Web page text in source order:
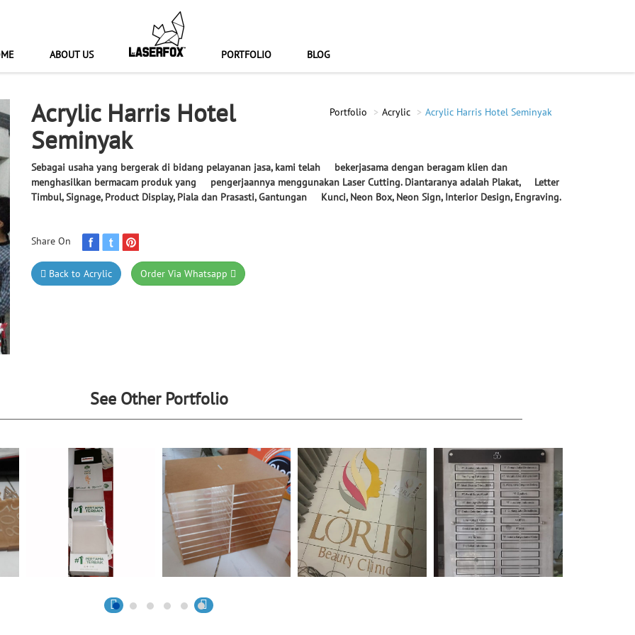
ABOUT US PORTFOLIO BLOG
Acrylic Harris Hotel
Seminyak
Portfolio Acrylic Acrylic Harris Hotel Seminyak
Sebagai usaha yang bergerak di bidang pelayanan jasa, kami telah bekerjasama dengan beragam klien dan
menghasilkan bermacam produk yang pengerjaannya menggunakan Laser Cutting. Diantaranya adalah Plakat, Letter
Timbul, Signage, Product Display, Piala dan Prasasti, Gantungan Kunci, Neon Box, Neon Sign, Interior Design, Engraving.
Share On
Back to Acrylic Order Via Whatsapp
See Other Portfolio